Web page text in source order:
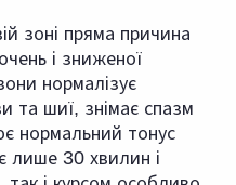
зоні пряма причина
і зниженої
нормалізує
та шиї, знімає спазм
нормальний тонус
лише 30 хвилин і